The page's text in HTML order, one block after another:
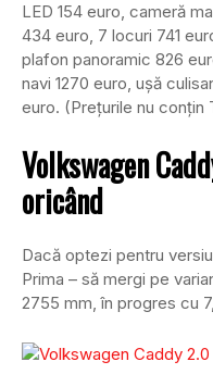
LED 154 euro, cameră
434 euro, 7 locuri 741
plafon panoramic 826
navi 1270 euro, ușă
euro. (Prețurile nu conțin
Volkswagen
oricând
Dacă optezi pentru
Prima – să mergi pe
2755 mm, în progres cu